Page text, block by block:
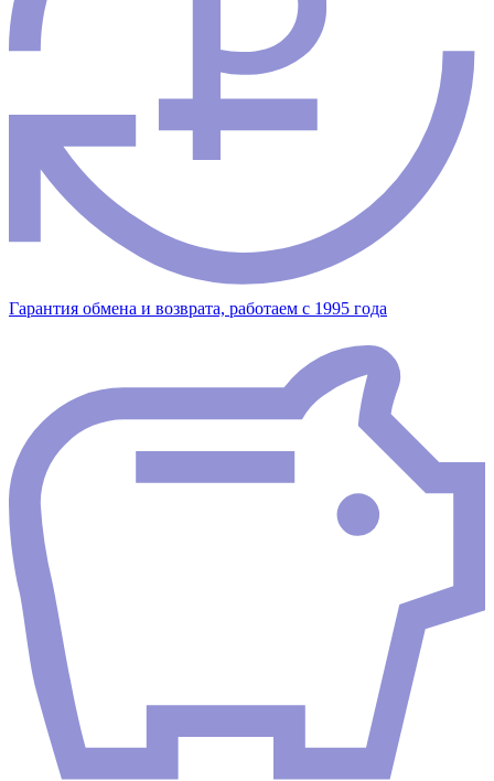
Гарантия обмена и возврата, работаем с 1995 года